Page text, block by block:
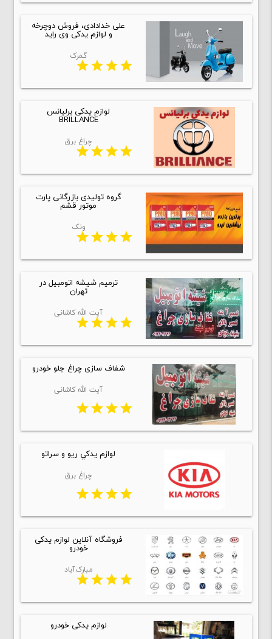
علی خدادادی، فروش دوچرخه
و لوازم یدکی وی راید
گمرک
star
star
star
star
لوازم یدکی برلیانس
BRILLANCE
چراغ برق
star
star
star
star
گروه تولیدی بازرگانی پارت
موتور قشم
ونک
star
star
star
star
ترمیم شیشه اتومبیل در
تهران
آیت الله کاشانی
star
star
star
star
شفاف سازی چراغ جلو خودرو
آیت الله کاشانی
star
star
star
star
لوازم يدكي ريو و سراتو
چراغ برق
star
star
star
star
فروشگاه آنلاین لوازم یدکی
خودرو
مبارک‌آباد
star
star
star
star
لوازم یدکی خودرو